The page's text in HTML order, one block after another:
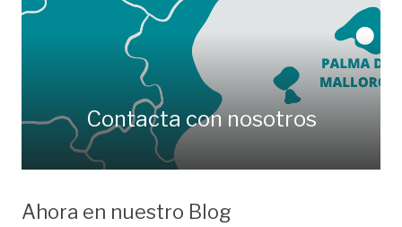
Contacta con nosotros
Ahora en nuestro Blog